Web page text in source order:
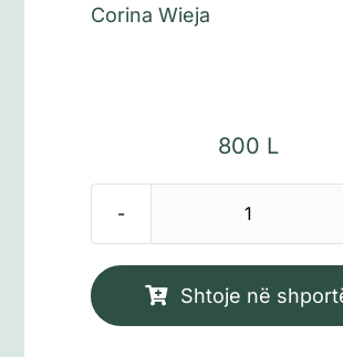
Corina Wieja
800 L
Sasi
magjik
Shtoje në